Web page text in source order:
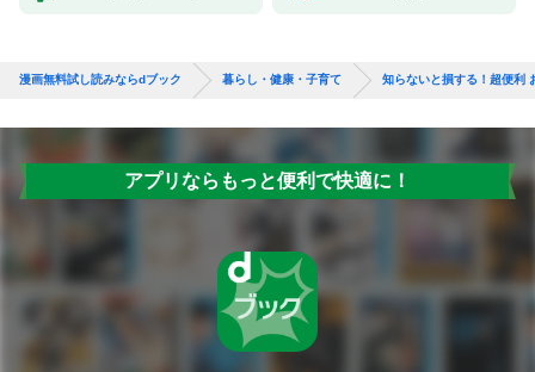
漫画無料試し読みならdブック 暮らし・健康・子育て 知らないと損する！超便利
アプリならもっと便利で快適に！